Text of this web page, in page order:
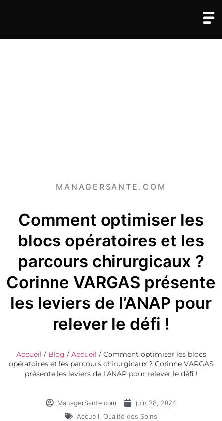
MANAGERSANTE.COM
Comment optimiser les
blocs opératoires et les
parcours chirurgicaux ?
Corinne VARGAS présente
les leviers de l’ANAP pour
relever le défi !
Accueil / Blog / Accueil / Comment optimiser les blocs
opératoires et les parcours chirurgicaux ? Corinne VARGAS
présente les leviers de l’ANAP pour relever le défi !
ManagerSante.com
juin 28, 2024
Accueil
Qualité des Soins